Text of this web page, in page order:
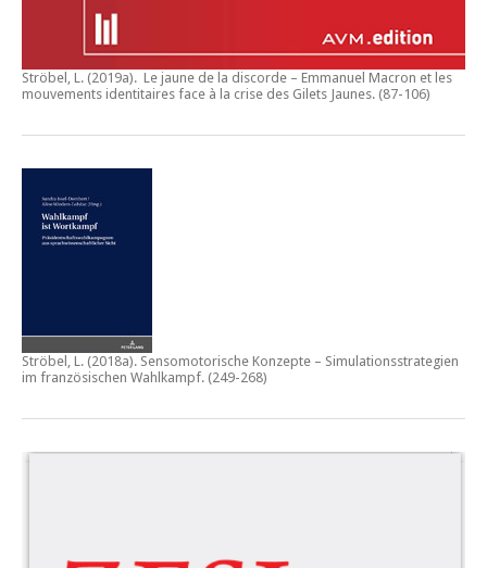
Ströbel, L. (2019a). Le jaune de la discorde – Emmanuel Macron et les
mouvements identitaires face à la crise des Gilets Jaunes. (87-106)
Ströbel, L. (2018a). Sensomotorische Konzepte – Simulationsstrategien
im französischen Wahlkampf. (249-268)